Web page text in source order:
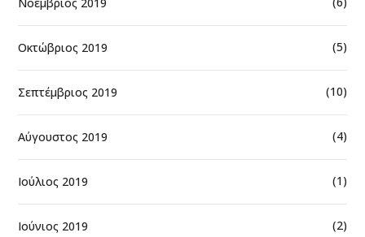
Οκτώβριος 2019 (5)
Σεπτέμβριος 2019 (10)
Αύγουστος 2019 (4)
Ιούλιος 2019 (1)
Ιούνιος 2019 (2)